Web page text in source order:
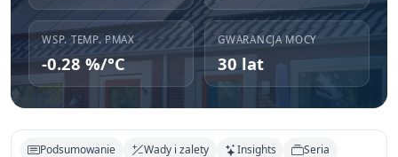
WSP. TEMP. PMAX
-0.28 %/°C
GWARANCJA MOCY
30 lat
Podsumowanie Wady i zalety Insights
Seria